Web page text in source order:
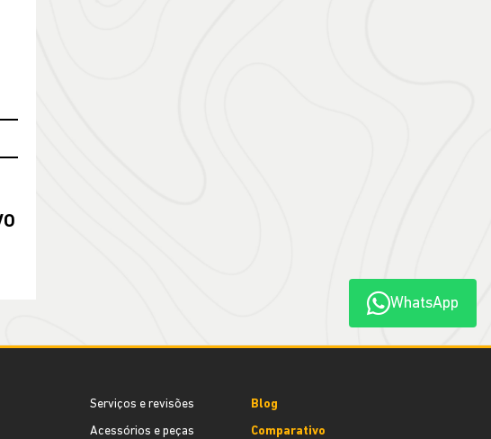
WhatsApp
Serviços e revisões
Acessórios e peças
Blog
Comparativo